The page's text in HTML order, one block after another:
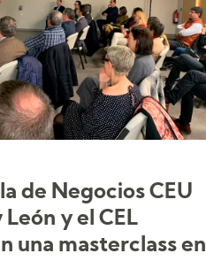
de Negocios CEU
y el CEL
una masterclass en